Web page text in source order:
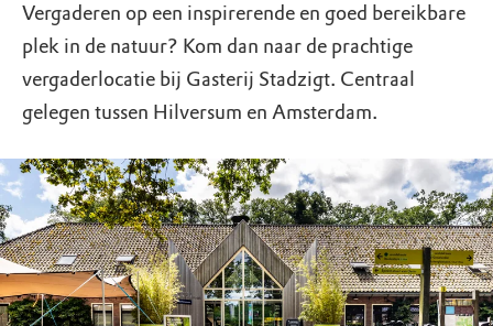
Vergaderen op een inspirerende en goed bereikbare
plek in de natuur? Kom dan naar de prachtige
vergaderlocatie bij Gasterij Stadzigt. Centraal
gelegen tussen Hilversum en Amsterdam.